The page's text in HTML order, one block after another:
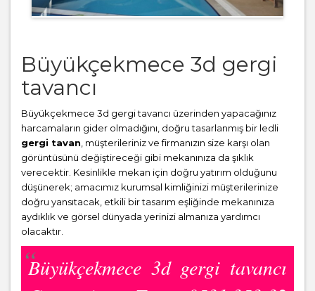
Büyükçekmece 3d gergi
tavancı
Büyükçekmece 3d gergi tavancı üzerinden yapacağınız
harcamaların gider olmadığını, doğru tasarlanmış bir ledli
gergi tavan , müşterileriniz ve firmanızın size karşı olan
görüntüsünü değiştireceği gibi mekanınıza da şıklık
verecektir. Kesinlikle mekan için doğru yatırım olduğunu
düşünerek; amacımız kurumsal kimliğinizi müşterilerinize
doğru yansıtacak, etkili bir tasarım eşliğinde mekanınıza
aydıklık ve görsel dünyada yerinizi almanıza yardımcı
olacaktır.
Büyükçekmece 3d gergi tavancı